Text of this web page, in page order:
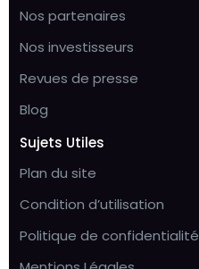
Nos partenaires
Nos investisseurs
Revues de presse
Blog
Sujets Utiles
Plan du site
Condition d’utilisation
Politique de confidentialité